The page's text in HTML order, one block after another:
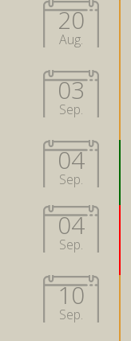
20
Aug.
03
Sep.
04
Sep.
04
Sep.
10
Sep.